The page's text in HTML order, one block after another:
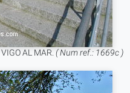
AL MAR. ( Num ref.: 1669c )